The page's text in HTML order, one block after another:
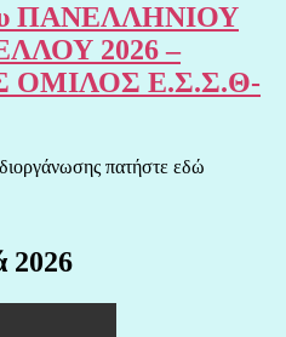
ΠΑΝΕΛΛΗΝΙΟΥ
2026 –
ΟΜΙΛΟΣ Ε.Σ.Σ.Θ-
πατήστε εδώ
2026